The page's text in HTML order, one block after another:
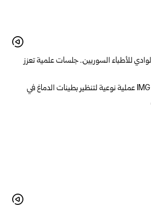
للأطباء السوريين.. جلسات علمية تعزز